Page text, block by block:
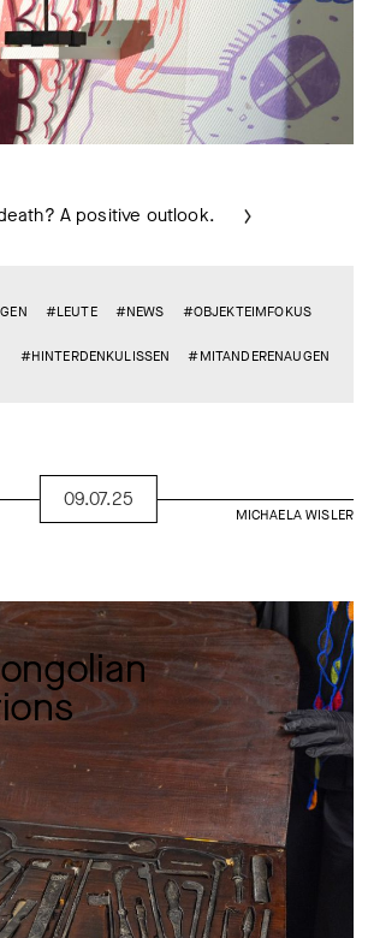
A positive outlook.
#LEUTE #NEWS #OBJEKTEIMFOKUS
#HINTERDENKULISSEN #MITANDERENAUGEN
MICHAELA WISLER
09.07.25